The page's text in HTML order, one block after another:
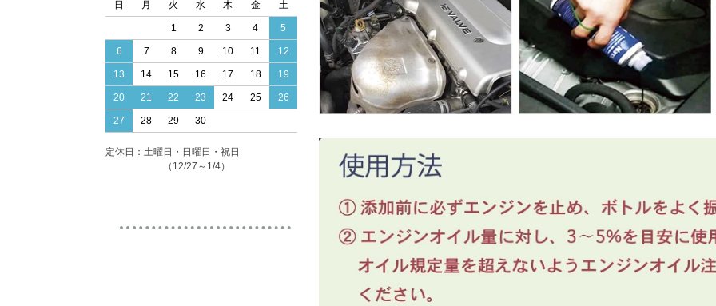
日 月 火 水 木 金 土
1 2 3 4 5
6 7 8 9 10 11 12
13 14 15 16 17 18 19
20 21 22 23 24 25 26
27 28 29 30
定休日：土曜日・日曜日・祝日
（12/27～1/4）